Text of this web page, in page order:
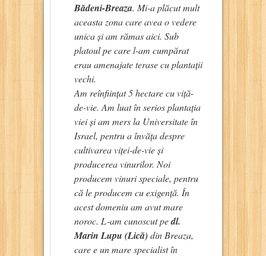
Bădeni-Breaza. Mi-a plăcut mult
aceasta zona care avea o vedere
unica și am rămas aici. Sub
platoul pe care l-am cumpărat
erau amenajate terase cu plantații
vechi.
Am reînființat 5 hectare cu viță-
de-vie. Am luat în serios plantația
viei și am mers la Universitate în
Israel, pentru a învăța despre
cultivarea viței-de-vie și
producerea vinurilor. Noi
producem vinuri speciale, pentru
că le producem cu exigență. În
acest domeniu am avut mare
noroc. L-am cunoscut pedl.
Marin Lupu (Lică)din Breaza,
care e un mare specialist în